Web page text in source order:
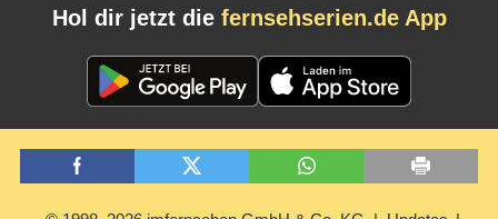
Hol dir jetzt die fernsehserien.de App